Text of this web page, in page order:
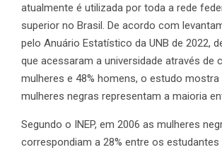
atualmente é utilizada por toda a rede
superior no Brasil. De acordo com
pelo Anuário Estatístico da UNB de 2022,
que acessaram a universidade através de
mulheres e 48% homens, o estudo mostra
mulheres negras representam a maioria
Segundo o INEP, em 2006 as mulheres
correspondiam a 28% entre os